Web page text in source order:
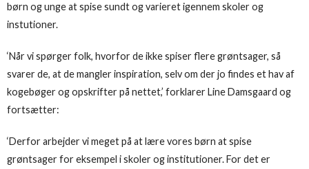
børn og unge at spise sundt og varieret igennem skoler og
instutioner.
‘Når vi spørger folk, hvorfor de ikke spiser flere grøntsager, så
svarer de, at de mangler inspiration, selv om der jo findes et hav af
kogebøger og opskrifter på nettet,’ forklarer Line Damsgaard og
fortsætter:
‘Derfor arbejder vi meget på at lære vores børn at spise
grøntsager for eksempel i skoler og institutioner. For det er